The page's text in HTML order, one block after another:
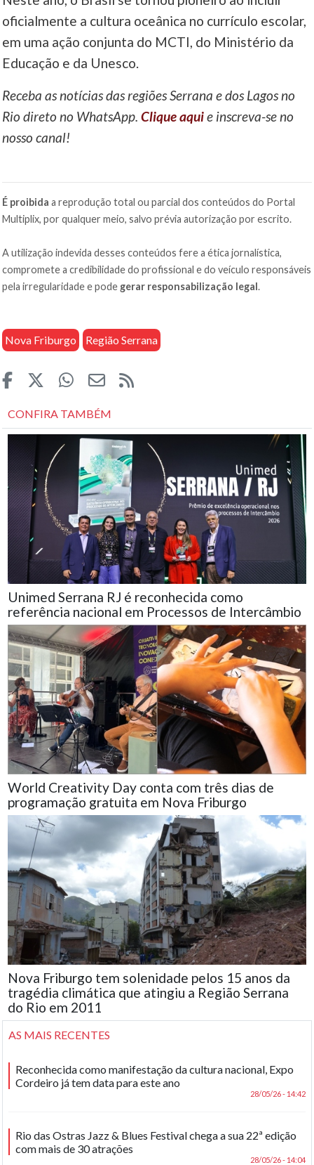
oficialmente a cultura oceânica no currículo escolar,
em uma ação conjunta do MCTI, do Ministério da
Educação e da Unesco.
Receba as notícias das regiões Serrana e dos Lagos no
Rio direto no WhatsApp.Clique aquie inscreva-se no
nosso canal!
É proibida a reprodução total ou parcial dos conteúdos do Portal
Multiplix, por qualquer meio, salvo prévia autorização por escrito.
A utilização indevida desses conteúdos fere a ética jornalística,
compromete a credibilidade do profissional e do veículo responsáveis
pela irregularidade e pode gerar responsabilização legal.
Nova Friburgo Região Serrana
CONFIRA TAMBÉM
Unimed Serrana RJ é reconhecida como
referência nacional em Processos de Intercâmbio
World Creativity Day conta com três dias de
programação gratuita em Nova Friburgo
Nova Friburgo tem solenidade pelos 15 anos da
tragédia climática que atingiu a Região Serrana
do Rio em 2011
AS MAIS RECENTES
Reconhecida como manifestação da cultura nacional, Expo
Cordeiro já tem data para este ano
28/05/26 - 14:42
Rio das Ostras Jazz & Blues Festival chega a sua 22ª edição
com mais de 30 atrações
28/05/26 - 14:04